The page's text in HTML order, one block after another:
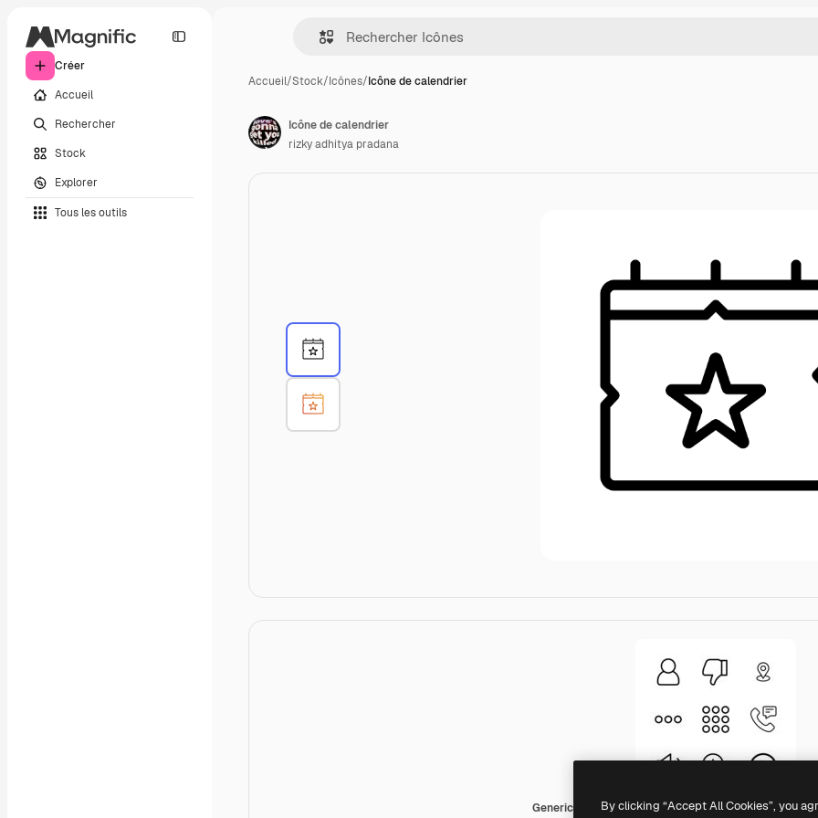
Créer
Accueil
Rechercher
Stock
Explorer
Tous les outils
Accueil/Stock/Icônes/Icône de calendrier
Generic Detailed Outline
Icône de calendrier
rizky adhitya pradana
By clicking “Accept All Cookies”, you